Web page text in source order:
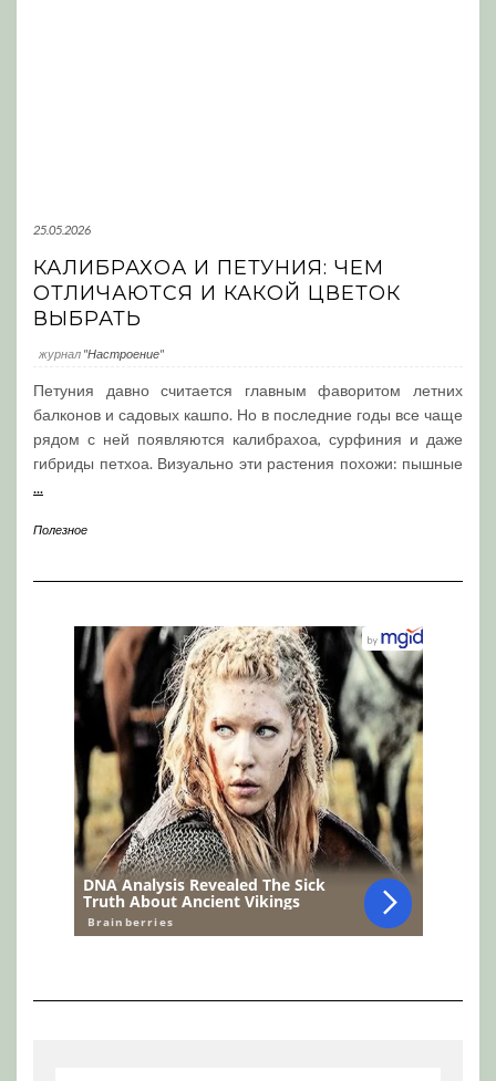
25.05.2026
КАЛИБРАХОА И ПЕТУНИЯ: ЧЕМ
ОТЛИЧАЮТСЯ И КАКОЙ ЦВЕТОК
ВЫБРАТЬ
журнал "Настроение"
Петуния давно считается главным фаворитом летних
балконов и садовых кашпо. Но в последние годы все чаще
рядом с ней появляются калибрахоа, сурфиния и даже
гибриды петхоа. Визуально эти растения похожи: пышные
...
Полезное